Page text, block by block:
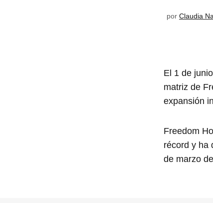
por Claudia
El 1 de
matriz de
expansión
Freedom
récord y ha
de marzo